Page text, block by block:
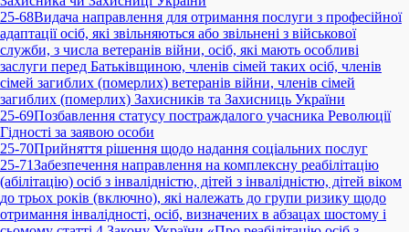
25-68Видача направлення для отримання послуги з професійної
адаптації осіб, які звільняються або звільнені з військової
служби, з числа ветеранів війни, осіб, які мають особливі
заслуги перед Батьківщиною, членів сімей таких осіб, членів
сімей загиблих (померлих) ветеранів війни, членів сімей
загиблих (померлих) Захисників та Захисниць України
25-69Позбавлення статусу постраждалого учасника Революції
Гідності за заявою особи
25-70Прийняття рішення щодо надання соціальних послуг
25-71Забезпечення направлення на комплексну реабілітацію
(абілітацію) осіб з інвалідністю, дітей з інвалідністю, дітей віком
до трьох років (включно), які належать до групи ризику щодо
отримання інвалідності, осіб, визначених в абзацах шостому і